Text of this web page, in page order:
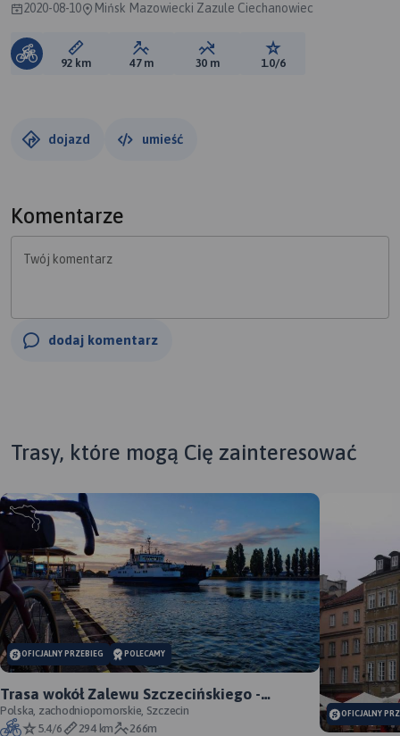
2020-08-10 Mińsk Mazowiecki Zazule Ciechanowiec
Długość trasy:
92 km Suma przewyższeń:
47 m Suma spadków:
30 m Ocena trasy:
1.0/6
dojazd umieść
Komentarze
Twój komentarz
dodaj komentarz
Trasy, które mogą Cię zainteresować
OFICJALNY PRZEBIEG POLECAMY
Trasa wokół Zalewu Szczecińskiego -
oficjalny przebieg szlaku
Polska, zachodniopomorskie, Szczecin
5.4/6
294 km 266m
OFICJALNY